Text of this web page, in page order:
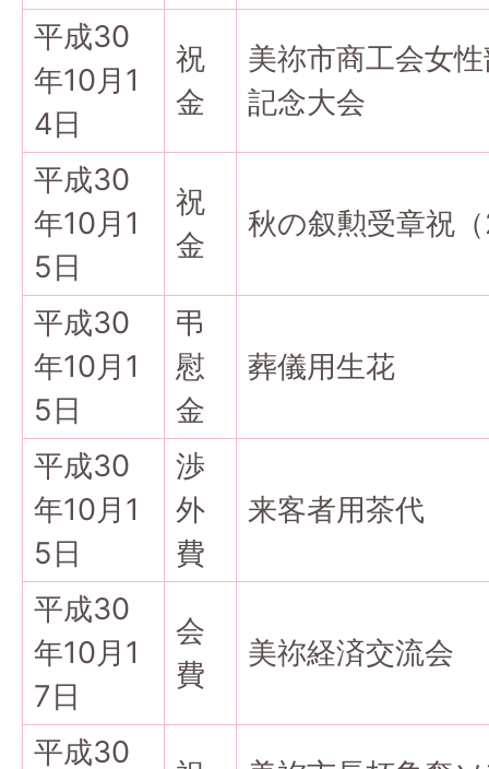
平成30
年10月1
4日
祝
金
美祢市商工会女
記念大会
平成30
年10月1
5日
祝
金
秋の叙勲受章祝
平成30
年10月1
5日
弔
慰
金
葬儀用生花
平成30
年10月1
5日
渉
外
費
来客者用茶代
平成30
年10月1
7日
会
費
美祢経済交流会
平成30